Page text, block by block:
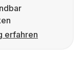
erfahren